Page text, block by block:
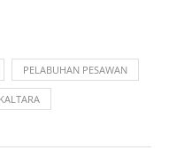
PELABUHAN PESAWAN